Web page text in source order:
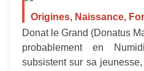
Origines, Naissance,
Donat le Grand (Donatus
probablement en
subsistent sur sa